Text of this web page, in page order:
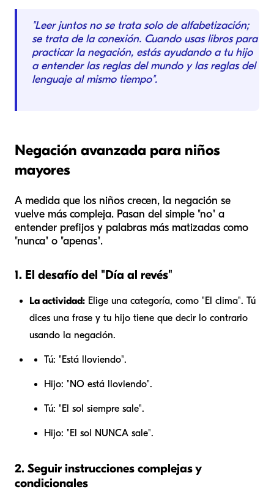
"Leer juntos no se trata solo de alfabetización;
se trata de la conexión. Cuando usas libros para
practicar la negación, estás ayudando a tu hijo
a entender las reglas del mundo y las reglas del
lenguaje al mismo tiempo".
Negación avanzada para niños
mayores
A medida que los niños crecen, la negación se
vuelve más compleja. Pasan del simple "no" a
entender prefijos y palabras más matizadas como
"nunca" o "apenas".
1. El desafío del "Día al revés"
La actividad: Elige una categoría, como "El clima". Tú
dices una frase y tu hijo tiene que decir lo contrario
usando la negación.
Tú: "Está lloviendo".
Hijo: "NO está lloviendo".
Tú: "El sol siempre sale".
Hijo: "El sol NUNCA sale".
2. Seguir instrucciones complejas y
condicionales